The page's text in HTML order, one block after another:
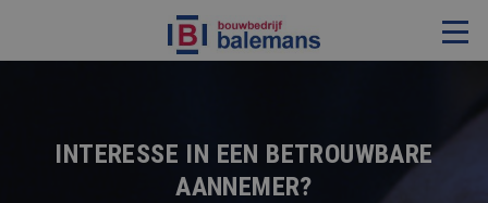
RESTAURATIE
KOZIJNEN & TIMMERWERK
INTERESSE IN EEN BETROUWBARE
AANNEMER?